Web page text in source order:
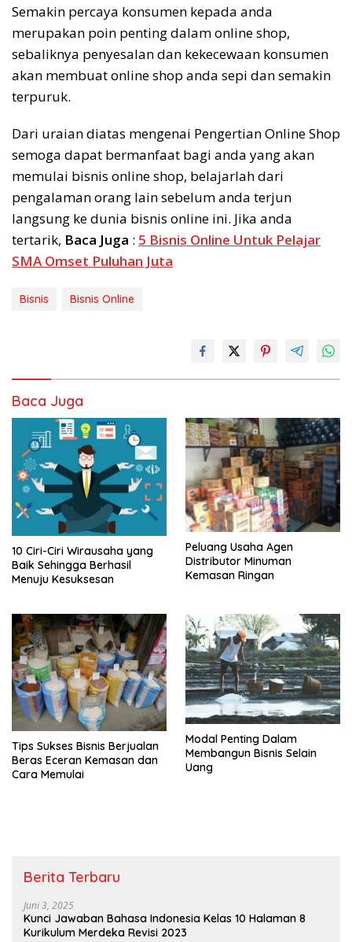
Semakin percaya konsumen kepada anda
merupakan poin penting dalam online shop,
sebaliknya penyesalan dan kekecewaan konsumen
akan membuat online shop anda sepi dan semakin
terpuruk.
Dari uraian diatas mengenai Pengertian Online Shop
semoga dapat bermanfaat bagi anda yang akan
memulai bisnis online shop, belajarlah dari
pengalaman orang lain sebelum anda terjun
langsung ke dunia bisnis online ini. Jika anda
tertarik, Baca Juga : 5 Bisnis Online Untuk Pelajar
SMA Omset Puluhan Juta
Bisnis Bisnis Online
Baca Juga
10 Ciri-Ciri Wirausaha yang
Baik Sehingga Berhasil
Menuju Kesuksesan
Peluang Usaha Agen
Distributor Minuman
Kemasan Ringan
Tips Sukses Bisnis Berjualan
Beras Eceran Kemasan dan
Cara Memulai
Modal Penting Dalam
Membangun Bisnis Selain
Uang
Berita Terbaru
Juni 3, 2025
Kunci Jawaban Bahasa Indonesia Kelas 10 Halaman 8
Kurikulum Merdeka Revisi 2023